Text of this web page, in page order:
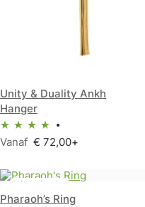
Unity & Duality Ankh
Hanger
Vanaf € 72,00+
Pharaoh’s Ring